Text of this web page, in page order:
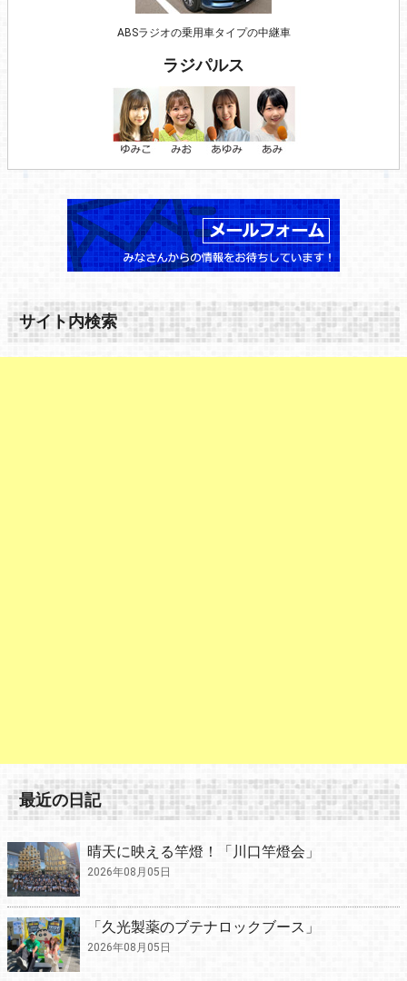
ABSラジオの乗用車タイプの中継車
ラジパルス
サイト内検索
最近の日記
晴天に映える竿燈！「川口竿燈会」
2026年08月05日
「久光製薬のブテナロックブース」
2026年08月05日